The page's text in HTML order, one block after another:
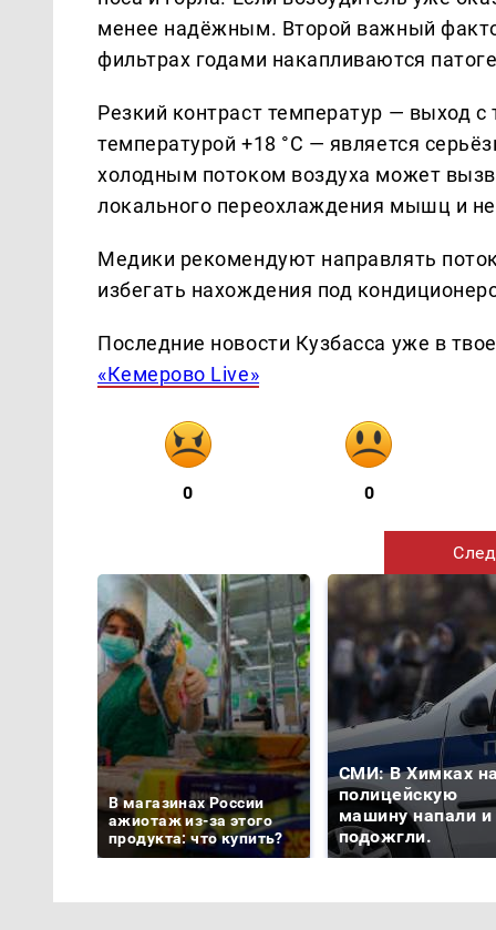
менее надёжным. Второй важный
фильтрах годами накапливаются
Резкий контраст температур — выход
температурой +18 °C — является
холодным потоком воздуха может
локального переохлаждения мышц и
Медики рекомендуют направлять
избегать нахождения под
Последние новости Кузбасса уже в
«Кемерово Live»
0 0
В магазинах России
ажиотаж из-за этого
продукта: что купить?
СМИ: В Химках
полицейскую
машину напали и
подожгли.